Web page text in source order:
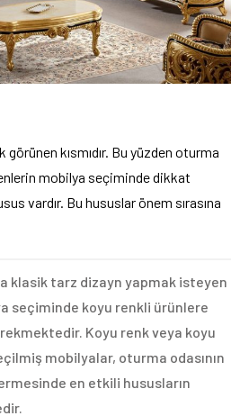
kısmıdır. Bu yüzden oturma
mobilya seçiminde dikkat
vardır. Bu hususlar önem sırasına
klasik tarz dizayn yapmak isteyen
seçiminde koyu renkli ürünlere
Koyu renk veya koyu
mobilyalar, oturma odasının
en etkili hususların